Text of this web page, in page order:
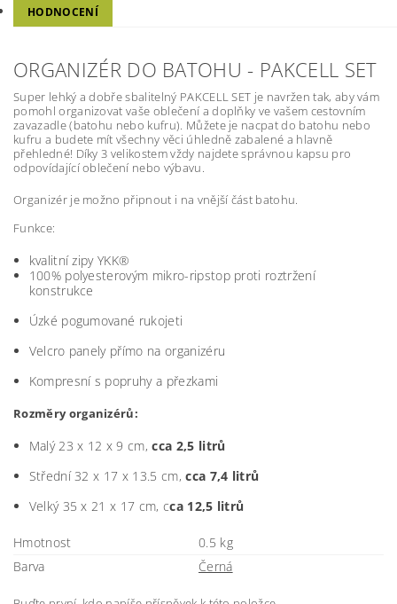
HODNOCENÍ
ORGANIZÉR DO BATOHU - PAKCELL SET
Super lehký a dobře sbalitelný PAKCELL SET je navržen tak, aby vám
pomohl organizovat vaše oblečení a doplňky ve vašem cestovním
zavazadle (batohu nebo kufru). Můžete je nacpat do batohu nebo
kufru a budete mít všechny věci úhledně zabalené a hlavně
přehledné! Díky 3 velikostem vždy najdete správnou kapsu pro
odpovídající oblečení nebo výbavu.
Organizér je možno připnout i na vnější část batohu.
Funkce:
kvalitní zipy YKK®
100% polyesterovým mikro-ripstop proti roztržení
konstrukce
Úzké pogumované rukojeti
Velcro panely přímo na organizéru
Kompresní s popruhy a přezkami
Rozměry organizérů:
Malý 23 x 12 x 9 cm,cca 2,5 litrů
Střední 32 x 17 x 13.5 cm,cca 7,4 litrů
Velký 35 x 21 x 17 cm, cca 12,5 litrů
Hmotnost
0.5 kg
Barva
Černá